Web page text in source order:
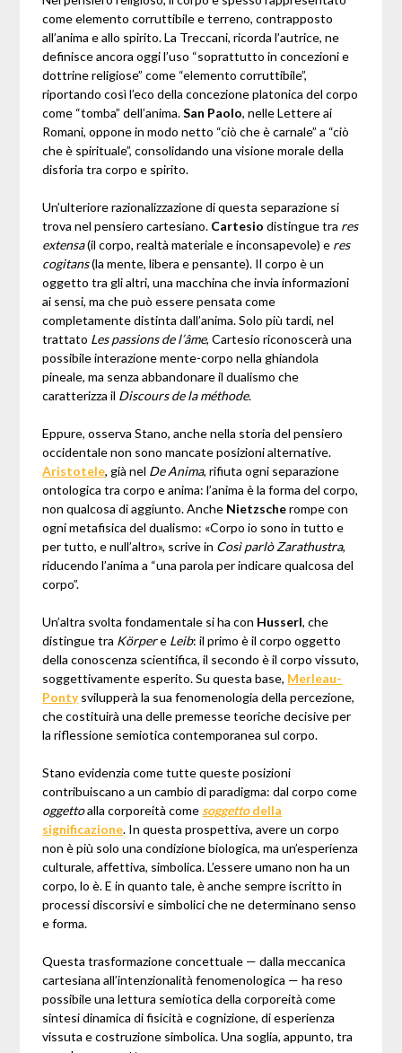
come elemento corruttibile e terreno, contrapposto
all’anima e allo spirito. La Treccani, ricorda l’autrice, ne
definisce ancora oggi l’uso “soprattutto in concezioni e
dottrine religiose” come “elemento corruttibile”,
riportando così l’eco della concezione platonica del corpo
come “tomba” dell’anima.San Paolo, nelle Lettere ai
Romani, oppone in modo netto “ciò che è carnale” a “ciò
che è spirituale”, consolidando una visione morale della
disforia tra corpo e spirito.
Un’ulteriore razionalizzazione di questa separazione si
trova nel pensiero cartesiano. Cartesio distingue tra res
extensa(il corpo, realtà materiale e inconsapevole) e res
cogitans(la mente, libera e pensante). Il corpo è un
oggetto tra gli altri, una macchina che invia informazioni
ai sensi, ma che può essere pensata come
completamente distinta dall’anima. Solo più tardi, nel
trattato Les passions de l’âme, Cartesio riconoscerà una
possibile interazione mente-corpo nella ghiandola
pineale, ma senza abbandonare il dualismo che
caratterizza il Discours de la méthode.
Eppure, osserva Stano, anche nella storia del pensiero
occidentale non sono mancate posizioni alternative.
Aristotele, già nel De Anima, rifiuta ogni separazione
ontologica tra corpo e anima: l’anima è la forma del corpo,
non qualcosa di aggiunto. Anche Nietzscherompe con
ogni metafisica del dualismo: «Corpo io sono in tutto e
per tutto, e null’altro», scrive in Così parlò Zarathustra,
riducendo l’anima a “una parola per indicare qualcosa del
corpo”.
Un’altra svolta fondamentale si ha con Husserl, che
distingue tra Körpere Leib: il primo è il corpo oggetto
della conoscenza scientifica, il secondo è il corpo vissuto,
soggettivamente esperito. Su questa base, Merleau-
Pontysvilupperà la sua fenomenologia della percezione,
che costituirà una delle premesse teoriche decisive per
la riflessione semiotica contemporanea sul corpo.
Stano evidenzia come tutte queste posizioni
contribuiscano a un cambio di paradigma: dal corpo come
oggettoalla corporeità comesoggettodella
significazione. In questa prospettiva, avere un corpo
non è più solo una condizione biologica, ma un’esperienza
culturale, affettiva, simbolica. L’essere umano non ha un
corpo, lo è. E in quanto tale, è anche sempre iscritto in
processi discorsivi e simbolici che ne determinano senso
e forma.
Questa trasformazione concettuale — dalla meccanica
cartesiana all’intenzionalità fenomenologica — ha reso
possibile una lettura semiotica della corporeità come
sintesi dinamica di fisicità e cognizione, di esperienza
vissuta e costruzione simbolica. Una soglia, appunto, tra